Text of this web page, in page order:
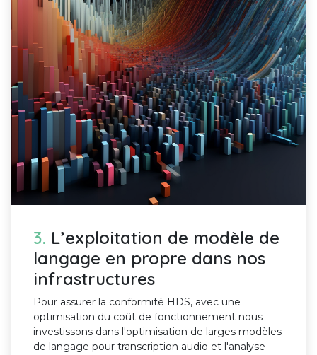
3. L’exploitation de modèle de
langage en propre dans nos
infrastructures
Pour assurer la conformité HDS, avec une
optimisation du coût de fonctionnement nous
investissons dans l'optimisation de larges modèles
de langage pour transcription audio et l'analyse